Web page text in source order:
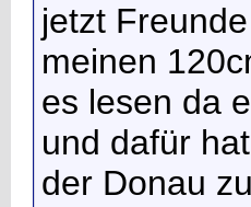
jetzt
meinen
es lesen da
und dafür
der Donau